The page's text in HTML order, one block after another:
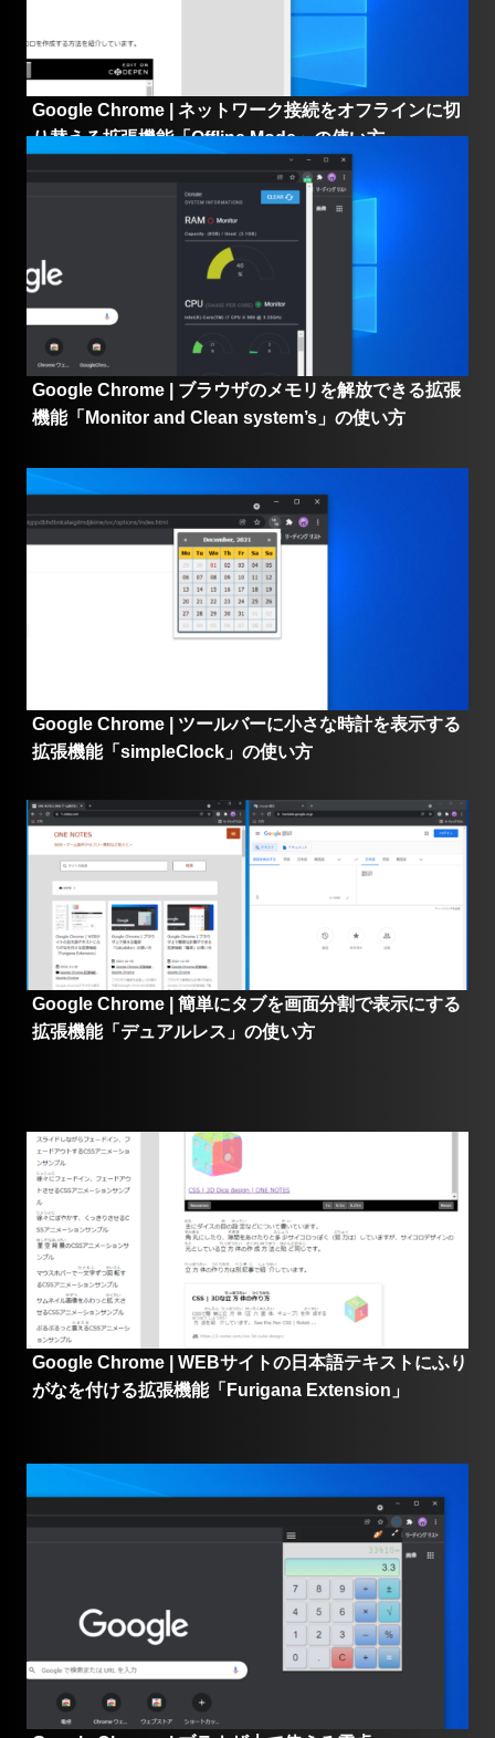
Google Chrome | ネットワーク接続をオフラインに切
り替える拡張機能「Offline Mode」の使い方
Google Chrome | ブラウザのメモリを解放できる拡張
機能「Monitor and Clean system’s」の使い方
Google Chrome | ツールバーに小さな時計を表示する
拡張機能「simpleClock」の使い方
Google Chrome | 簡単にタブを画面分割で表示にする
拡張機能「デュアルレス」の使い方
Google Chrome | WEBサイトの日本語テキストにふり
がなを付ける拡張機能「Furigana Extension」